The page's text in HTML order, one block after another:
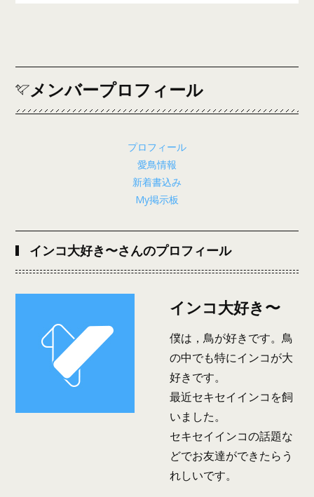
メンバープロフィール
プロフィール
愛鳥情報
新着書込み
My掲示板
インコ大好き〜さんのプロフィール
インコ大好き〜
僕は，鳥が好きです。鳥
の中でも特にインコが大
好きです。
最近セキセイインコを飼
いました。
セキセイインコの話題な
どでお友達ができたらう
れしいです。